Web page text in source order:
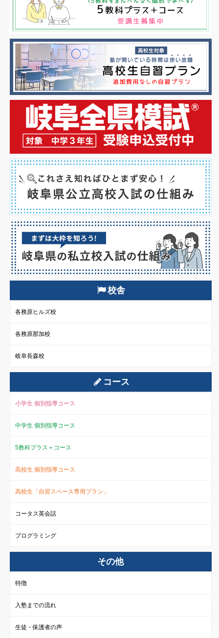
校舎
各務原ヒルズ校
各務原那加校
岐阜長森校
コース
小学生 個別指導コース
中学生 個別指導コース
5教科プラス＋コース
高校生 個別指導コース
高校生「自習スペース専用プラン」
コータス英会話
プログラミング
その他
特徴
入塾までの流れ
生徒・保護者の声